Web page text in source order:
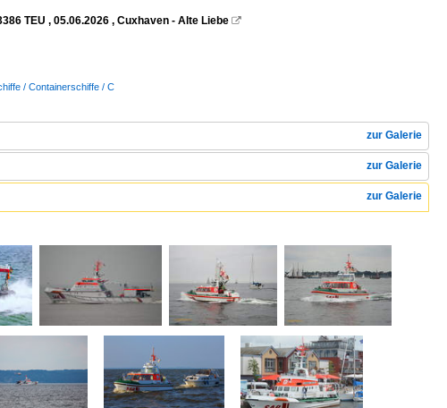
TEU , 05.06.2026 , Cuxhaven - Alte Liebe 
/ Containerschiffe / C
zur Galerie
zur Galerie
zur Galerie